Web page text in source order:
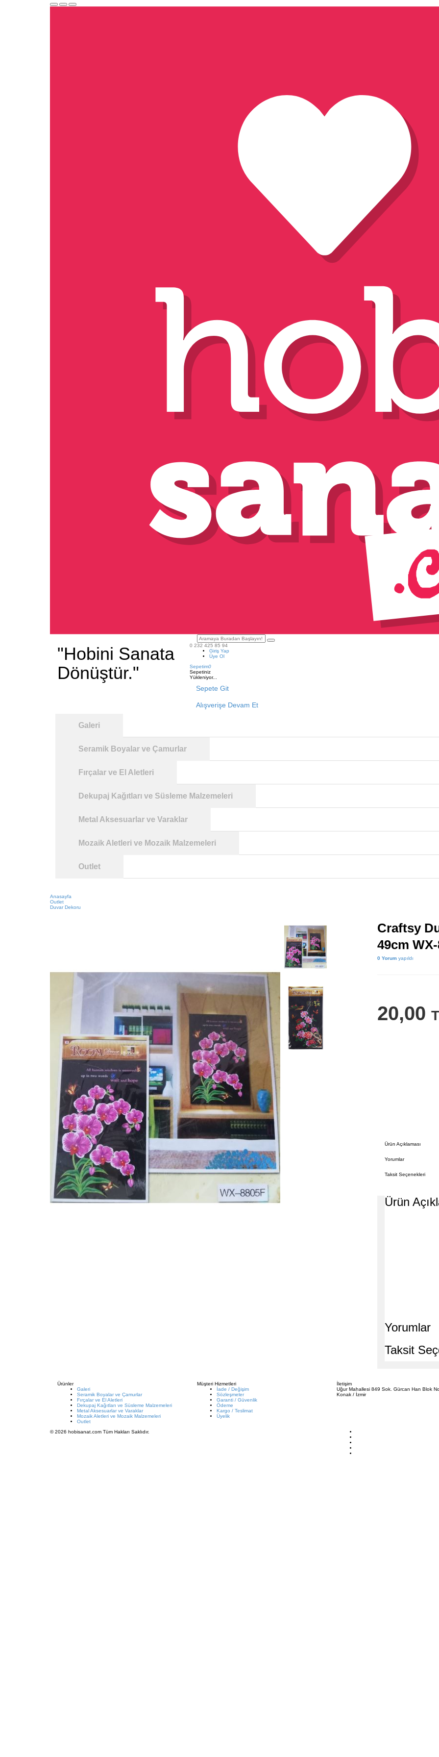
"Hobini Sanata
Dönüştür."
0 232 425 85 94
Giriş Yap
Üye Ol
Sepetim0
Sepetiniz
Yükleniyor...
Sepete Git
Alışverişe Devam Et
Galeri
Seramik Boyalar ve Çamurlar
Fırçalar ve El Aletleri
Dekupaj Kağıtları ve Süsleme Malzemeleri
Metal Aksesuarlar ve Varaklar
Mozaik Aletleri ve Mozaik Malzemeleri
Outlet
Anasayfa
Outlet
Duvar Dekoru
Craftsy
49cm
0 Yorumyapıldı
20,00
Ürün Açıklaması
Yorumlar
Taksit Seçenekleri
Ürün
Yorumlar
Taksit
Ürünler
Galeri
Seramik Boyalar ve Çamurlar
Fırçalar ve El Aletleri
Dekupaj Kağıtları ve Süsleme Malzemeleri
Metal Aksesuarlar ve Varaklar
Mozaik Aletleri ve Mozaik Malzemeleri
Outlet
Müşteri Hizmetleri
İade / Değişim
Sözleşmeler
Garanti / Güvenlik
Ödeme
Kargo / Teslimat
Üyelik
İletişim
Uğur Mahallesi 849 Sok. Gürcan Han Blok
Konak / İzmir
© 2026 hobisanat.com Tüm Hakları Saklıdır.